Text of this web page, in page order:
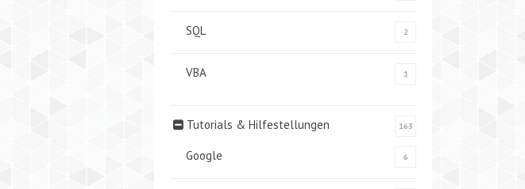
SQL 2
VBA 1
Tutorials & Hilfestellungen 163
Google 6